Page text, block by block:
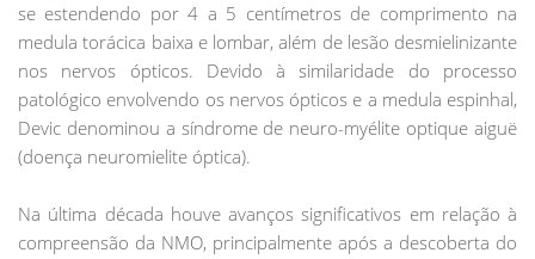
se estendendo por 4 a 5 centímetros de comprimento na
medula torácica baixa e lombar, além de lesão desmielinizante
nos nervos ópticos. Devido à similaridade do processo
patológico envolvendo os nervos ópticos e a medula espinhal,
Devic denominou a síndrome de neuro-myélite optique aiguë
(doença neuromielite óptica).
Na última década houve avanços significativos em relação à
compreensão da NMO, principalmente após a descoberta do